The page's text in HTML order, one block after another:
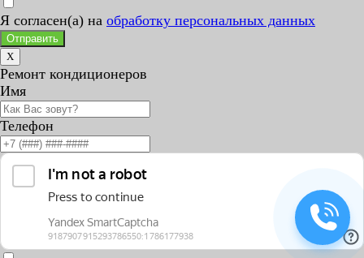
Я согласен(а) на обработку персональных данных
Отправить
X
Ремонт кондиционеров
Имя
Телефон